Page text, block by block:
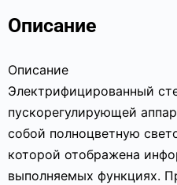
Описание
Описание
Электрифицированный
пускорегулирующей
собой полноцветную
которой отображена
выполняемых функциях.